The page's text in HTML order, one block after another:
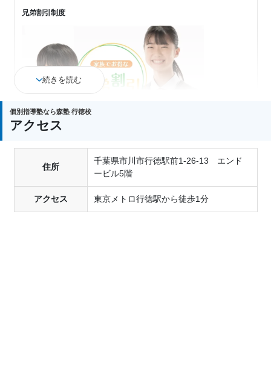
兄弟割引制度
ご兄弟でご入塾の場合
入塾金：通常2万円→全額免除
授業料：
低額の方から20%割引
続きを読む
個別指導塾なら森塾 行徳校
アクセス
住所
千葉県市川市行徳駅前1-26-13 エンド
ービル5階
アクセス 東京メトロ行徳駅から徒歩1分